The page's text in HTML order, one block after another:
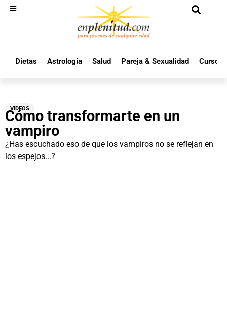
Dietas Astrología Salud Pareja & Sexualidad Cursos
VIDEOS
Cómo transformarte en un
vampiro
¿Has escuchado eso de que los vampiros no se reflejan en
los espejos...?